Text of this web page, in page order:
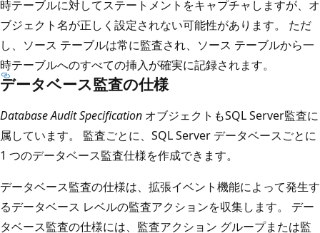
時テーブルに対してステートメントをキャプチャしますが、オ
ブジェクト名が正しく設定されない可能性があります。 ただ
し、ソース テーブルは常に監査され、ソース テーブルから一
時テーブルへのすべての挿入が確実に記録されます。
データベース監査の仕様
Database Audit Specification オブジェクトもSQL Server監査に
属しています。 監査ごとに、SQL Server データベースごとに
1 つのデータベース監査仕様を作成できます。
データベース監査の仕様は、拡張イベント機能によって発生す
るデータベース レベルの監査アクションを収集します。 デー
タベース監査の仕様には、監査アクション グループまたは監